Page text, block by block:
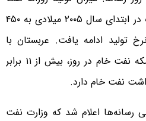
عربستان از این میدان مشترک در ابتدای سال ۲۰۰۵ میلادی به ۴۵۰
تولید ادامه یافت. عربستان با
برداشتی بیش از ۴۵۰ هزار بشکه نفت خام در روز، بیش از ۱۱ برابر
نفت خام دارد.
رسانه‌ها اعلام شد که وزارت نفت